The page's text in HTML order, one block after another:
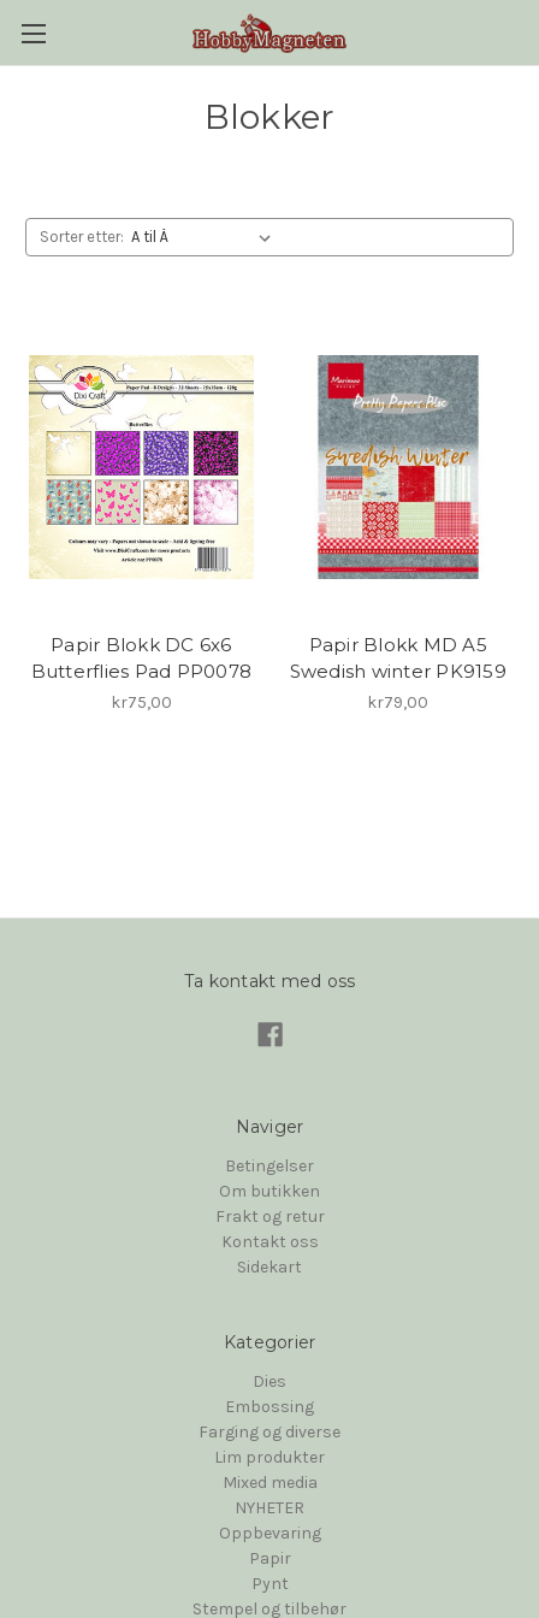
Blokker
Sorter etter:
Papir Blokk DC 6x6
Butterflies Pad PP0078
kr75,00
Papir Blokk MD A5
Swedish winter PK9159
kr79,00
Ta kontakt med oss
Naviger
Betingelser
Om butikken
Frakt og retur
Kontakt oss
Sidekart
Kategorier
Dies
Embossing
Farging og diverse
Lim produkter
Mixed media
NYHETER
Oppbevaring
Papir
Pynt
Stempel og tilbehør